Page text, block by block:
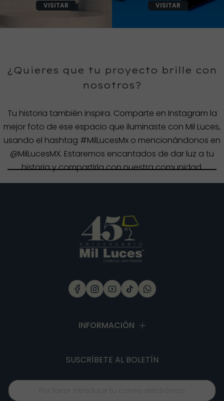
VISITAR VISITAR
¿Quieres que tu proyecto brille con
nosotros?
Tu historia también inspira. Comparte en Instagram la
mejor foto de ese espacio que iluminaste con Mil Luces,
usando el hashtag #MilLucesMx o mencionándonos en
@MilLucesMX. Estaremos encantados de dar luz a tu
historia y compartirla con nuestra comunidad.
INFORMACIÓN
SUSCRÍBETE AL BOLETÍN